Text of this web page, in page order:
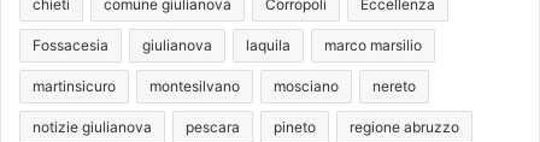
chieti comune giulianova Corropoli Eccellenza
Fossacesia giulianova laquila marco marsilio
martinsicuro montesilvano mosciano nereto
notizie giulianova pescara pineto regione abruzzo